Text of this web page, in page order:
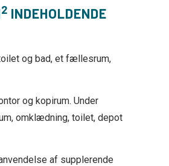
2 INDEHOLDENDE
og bad, et fællesrum,
og kopirum. Under
omklædning, toilet, depot
af supplerende